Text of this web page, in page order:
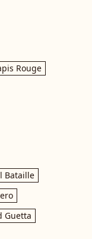
Rouge
Bataille
Guetta